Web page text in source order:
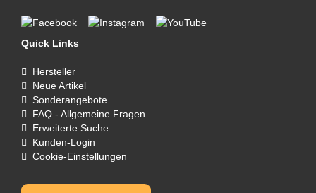
Quick Links
Hersteller
Neue Artikel
Sonderangebote
FAQ - Allgemeine Fragen
Erweiterte Suche
Kunden-Login
Cookie-Einstellungen